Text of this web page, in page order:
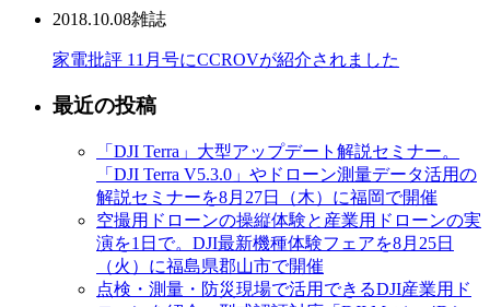
2018.10.08雑誌
家電批評 11月号にCCROVが紹介されました
最近の投稿
「DJI Terra」大型アップデート解説セミナー。
「DJI Terra V5.3.0」やドローン測量データ活用の
解説セミナーを8月27日（木）に福岡で開催
空撮用ドローンの操縦体験と産業用ドローンの実
演を1日で。DJI最新機種体験フェアを8月25日
（火）に福島県郡山市で開催
点検・測量・防災現場で活用できるDJI産業用ド